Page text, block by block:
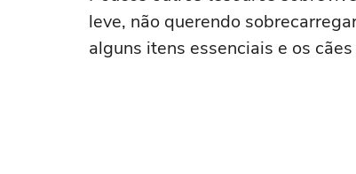
leve, não querendo
alguns itens essenciais e os